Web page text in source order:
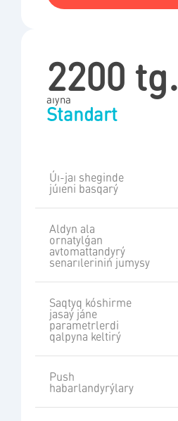
2200 tg.
aıyna
Standart
Úı-jaı sheginde
júıeni basqarý
Aldyn ala
ornatylǵan
avtomattandyrý
senarıleriniń jumysy
Saqtyq kóshirme
jasaý jáne
parametrlerdi
qalpyna keltirý
Push
habarlandyrýlary